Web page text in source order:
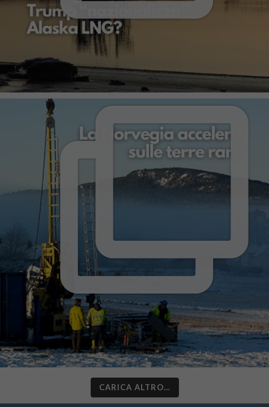
CARICA ALTRO…